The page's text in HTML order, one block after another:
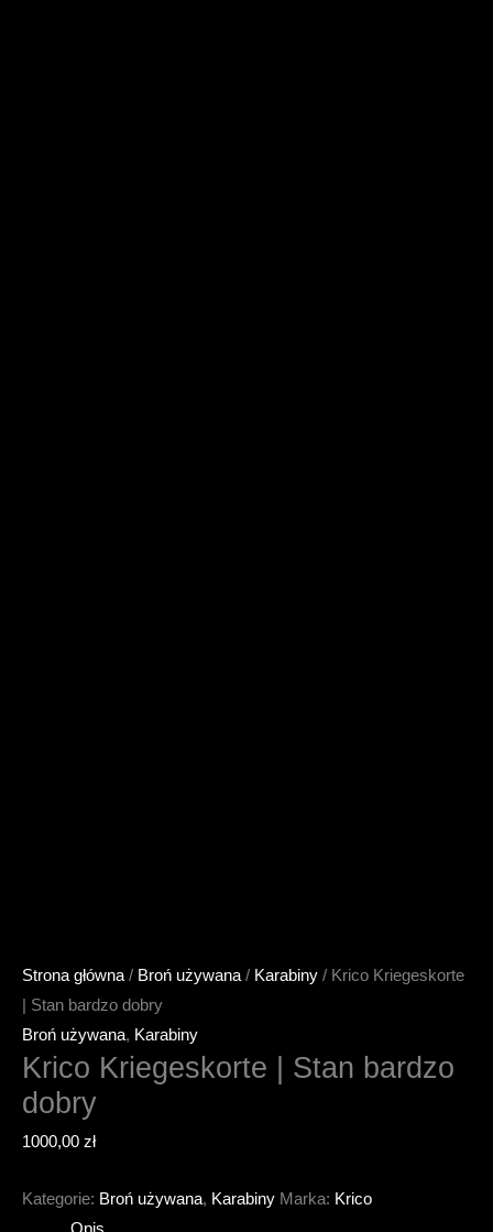
Strona główna/ Broń używana/ Karabiny / Krico Kriegeskorte
| Stan bardzo dobry
Broń używana, Karabiny
Krico Kriegeskorte | Stan bardzo
dobry
1000,00 zł
Kategorie: Broń używana, Karabiny Marka: Krico